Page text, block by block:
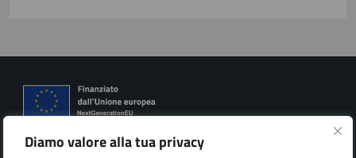
Diamo valore alla tua privacy
Città di Arona